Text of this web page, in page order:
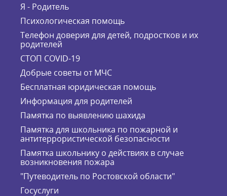
Я - Родитель
Психологическая помощь
Телефон доверия для детей, подростков и их
родителей
СТОП COVID-19
Добрые советы от МЧС
Бесплатная юридическая помощь
Информация для родителей
Памятка по выявлению шахида
Памятка для школьника по пожарной и
антитеррористической безопасности
Памятка школьнику о действиях в случае
возникновения пожара
"Путеводитель по Ростовской области"
Госуслуги